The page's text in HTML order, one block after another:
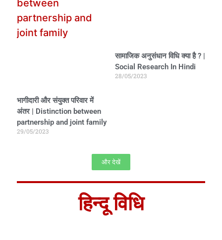
भागीदारी और संयुक्त परिवार में
अंतर | Distinction between
partnership and joint family
29/05/2023
सामाजिक अनुसंधान विधि क्या है ? |
Social Research In Hindi
28/05/2023
और देखें
हिन्दू विधि